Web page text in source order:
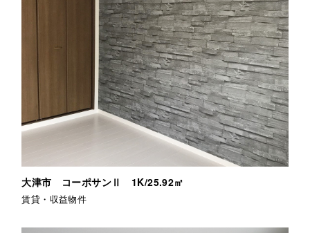
大津市 コーポサンⅡ 1K/25.92㎡
賃貸・収益物件